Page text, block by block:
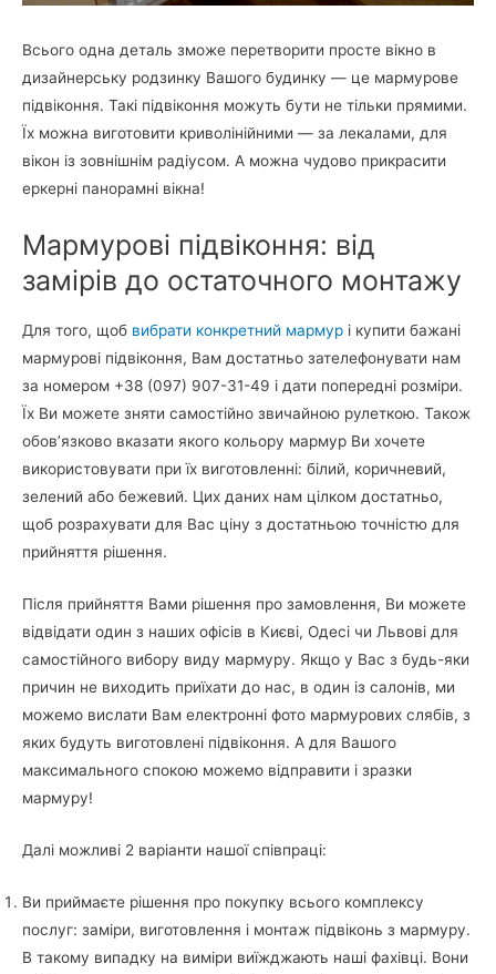
Всього одна деталь зможе перетворити просте вікно в
дизайнерську родзинку Вашого будинку — це мармурове
підвіконня. Такі підвіконня можуть бути не тільки прямими.
Їх можна виготовити криволінійними — за лекалами, для
вікон із зовнішнім радіусом. А можна чудово прикрасити
еркерні панорамні вікна!
Мармурові підвіконня: від
замірів до остаточного монтажу
Для того, щоб вибрати конкретний мармур і купити бажані
мармурові підвіконня, Вам достатньо зателефонувати нам
за номером +38 (097) 907-31-49 і дати попередні розміри.
Їх Ви можете зняти самостійно звичайною рулеткою. Також
обов’язково вказати якого кольору мармур Ви хочете
використовувати при їх виготовленні: білий, коричневий,
зелений або бежевий. Цих даних нам цілком достатньо,
щоб розрахувати для Вас ціну з достатньою точністю для
прийняття рішення.
Після прийняття Вами рішення про замовлення, Ви можете
відвідати один з наших офісів в Києві, Одесі чи Львові для
самостійного вибору виду мармуру. Якщо у Вас з будь-яки
причин не виходить приїхати до нас, в один із салонів, ми
можемо вислати Вам електронні фото мармурових слябів, з
яких будуть виготовлені підвіконня. А для Вашого
максимального спокою можемо відправити і зразки
мармуру!
Далі можливі 2 варіанти нашої співпраці:
Ви приймаєте рішення про покупку всього комплексу
послуг: заміри, виготовлення і монтаж підвіконь з мармуру.
В такому випадку на виміри виїжджають наші фахівці. Вони